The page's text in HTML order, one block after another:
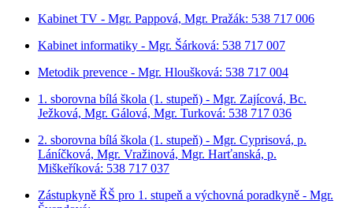
Kabinet TV - Mgr. Pappová, Mgr. Pražák: 538 717 006
Kabinet informatiky - Mgr. Šárková: 538 717 007
Metodik prevence - Mgr. Hloušková: 538 717 004
1. sborovna bílá škola (1. stupeň) - Mgr. Zajícová, Bc.
Ježková, Mgr. Gálová, Mgr. Turková: 538 717 036
2. sborovna bílá škola (1. stupeň) - Mgr. Cyprisová, p.
Láníčková, Mgr. Vražinová, Mgr. Harťanská, p.
Miškeříková: 538 717 037
Zástupkyně ŘŠ pro 1. stupeň a výchovná poradkyně - Mgr.